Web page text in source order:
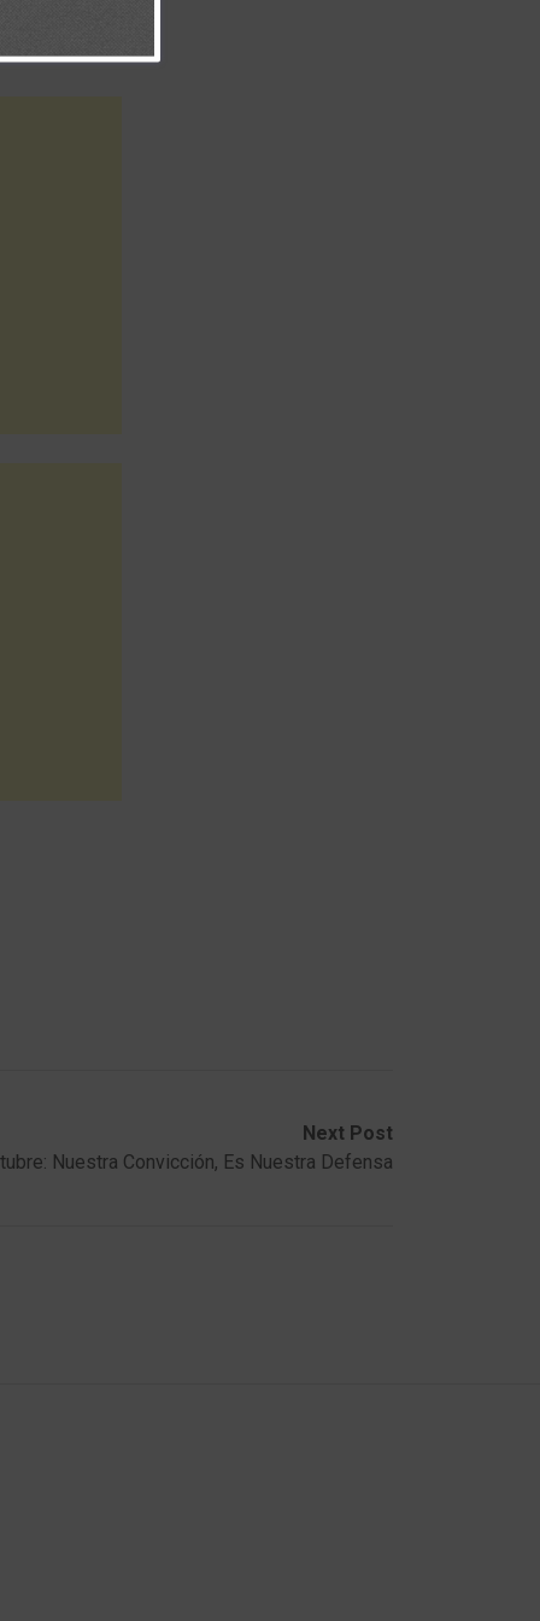
Next Post
Nuestra Convicción, Es Nuestra Defensa